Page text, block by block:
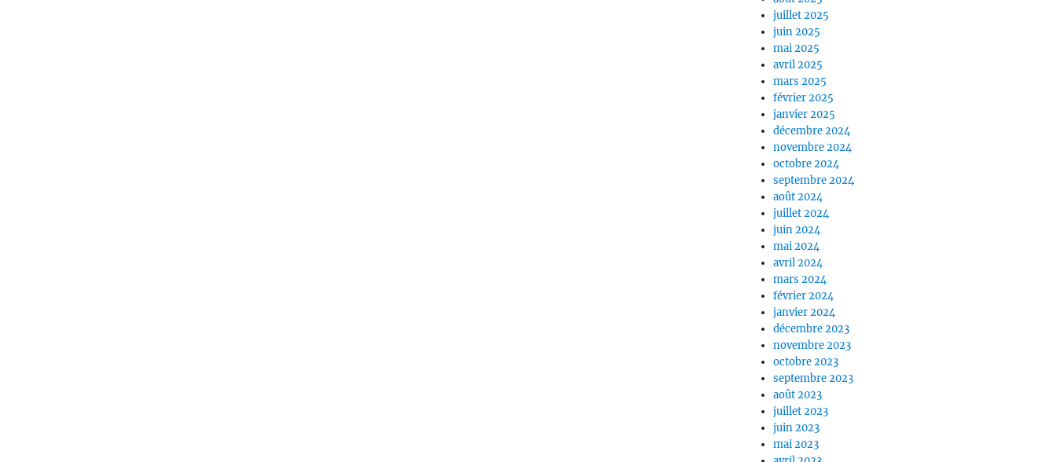
juillet 2025
juin 2025
mai 2025
avril 2025
mars 2025
février 2025
janvier 2025
décembre 2024
novembre 2024
octobre 2024
septembre 2024
août 2024
juillet 2024
juin 2024
mai 2024
avril 2024
mars 2024
février 2024
janvier 2024
décembre 2023
novembre 2023
octobre 2023
septembre 2023
août 2023
juillet 2023
juin 2023
mai 2023